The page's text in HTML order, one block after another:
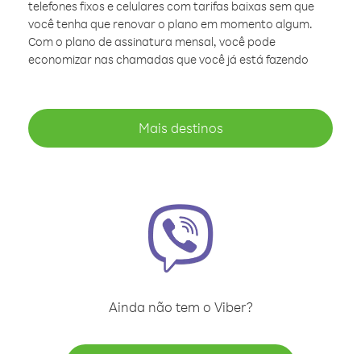
telefones fixos e celulares com tarifas baixas sem que
você tenha que renovar o plano em momento algum.
Com o plano de assinatura mensal, você pode
economizar nas chamadas que você já está fazendo
Mais destinos
Ainda não tem o Viber?